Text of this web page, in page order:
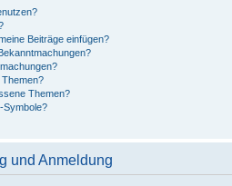
Beiträge einfügen?
Themen?
Symbole?
und Anmeldung